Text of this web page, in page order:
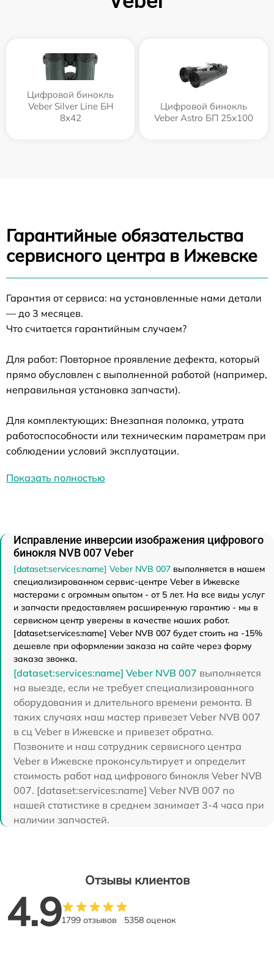
Цифровой бинокль
Veber Silver Line БН
8x42
Цифровой бинокль
Veber Astro БП 25x100
Гарантийные обязательства
сервисного центра в Ижевске
Гарантия от сервиса: на установленные нами детали
— до 3 месяцев.
Что считается гарантийным случаем?
Для работ: Повторное проявление дефекта, который
прямо обусловлен с выполненной работой (например,
неправильная установка запчасти).
Для комплектующих: Внезапная поломка, утрата
работоспособности или техническим параметрам при
соблюдении условий эксплуатации.
Показать полностью
Исправление инверсии изображения цифрового
бинокля NVB 007 Veber
[dataset:services:name] Veber NVB 007 выполняется в нашем
специализированном сервис-центре Veber в Ижевске
мастерами с огромным опытом - от 5 лет. На все виды услуг
и запчасти предоставляем расширенную гарантию - мы в
сервисном центр уверены в качестве наших работ.
[dataset:services:name] Veber NVB 007 будет стоить на -15%
дешевле при оформлении заказа на сайте через форму
заказа звонка.
[dataset:services:name] Veber NVB 007 выполняется
на выезде, если не требует специализированного
оборудования и длительного времени ремонта. В
таких случаях наш мастер привезет Veber NVB 007
в сц Veber в Ижевске и привезет обратно.
Позвоните и наш сотрудник сервисного центра
Veber в Ижевске проконсультирует и определит
стоимость работ над цифрового бинокля Veber NVB
007. [dataset:services:name] Veber NVB 007 по
нашей статистике в среднем занимает 3-4 часа при
наличии запчастей.
Отзывы клиентов
4.91799 отзывов 5358 оценок